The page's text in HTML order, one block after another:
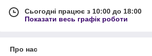
Сьогодні працює з 10:00 до 18:00
Показати весь графік роботи
Про нас